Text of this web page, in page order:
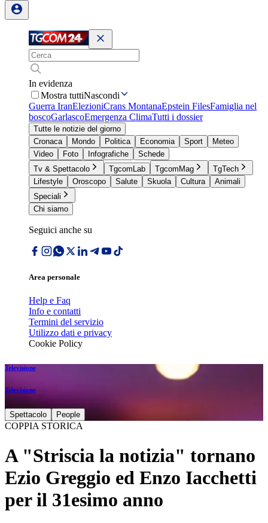
In evidenza
Mostra tuttiNascondi
Guerra IranElezioniCrans MontanaEpstein FilesFamiglia nel
boscoGarlascoEmergenza ClimaTutti i dossier
Tutte le notizie del giorno
Cronaca
Mondo Politica Economia Sport
Meteo
Video
Foto Infografiche
Schede
Tv & Spettacolo
TgcomLab TgcomMag
TgTech
Lifestyle
Oroscopo Salute Skuola Cultura
Animali
Speciali
Chi siamo
Seguici anche su
Area personale
Help e Faq
Info e contatti
Termini del servizio
Utilizzo dati e privacy
Cookie Policy
Televisione
Televisione
Spettacolo People
COPPIA STORICA
A "Striscia la notizia" tornano
Ezio Greggio ed Enzo Iacchetti
per il 31esimo anno